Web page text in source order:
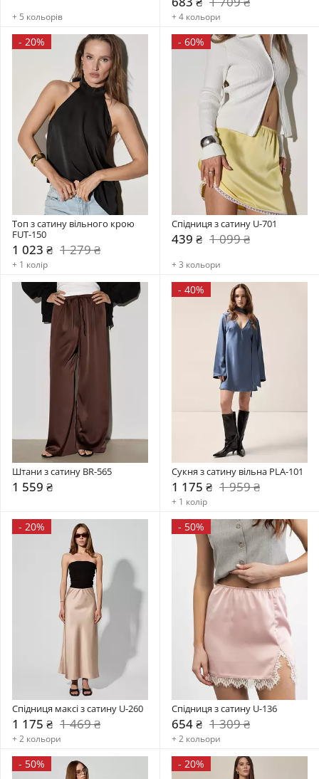
+ 5 кольорів + 4 кольори
- 20%
Топ з сатину вільного крою
FUT-150
1 023 ₴ 1 279 ₴
+ 1 колір
- 60%
Спідниця з сатину U-701
439 ₴ 1 099 ₴
+ 3 кольори
Штани з сатину BR-565
1 559 ₴
- 40%
Сукня з сатину вільна PLA-101
1 175 ₴ 1 959 ₴
+ 1 колір
- 20%
Спідниця максі з сатину U-260
1 175 ₴ 1 469 ₴
+ 2 кольори
- 50%
Спідниця з сатину U-136
654 ₴ 1 309 ₴
+ 2 кольори
- 50% - 20%